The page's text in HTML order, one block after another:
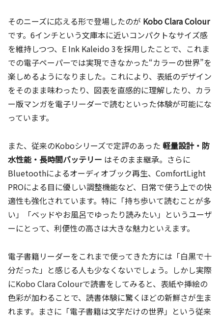
そのニーズに応える形で登場したのが Kobo Clara Colour
です。6インチという文庫本に近いコンパクトなサイズ感
を維持しつつ、E Ink Kaleido 3を採用したことで、これま
での電子ペーパーでは実現できなかった“カラーの世界”を
楽しめるようになりました。これにより、表紙のデザイン
をそのまま味わったり、図表を直感的に理解したり、カラ
ー版マンガを電子リーダーで読むといった体験が可能にな
っています。
また、従来のKoboシリーズで定評のあった 軽量設計・防
水性能・長時間バッテリー はそのまま継承。さらに
Bluetoothによるオーディオブック再生、ComfortLight
PROによる目に優しい調整機能など、日常で使う上での快
適性も強化されています。特に「持ち歩いて読むことが多
い」「ベッドやお風呂でゆったり読みたい」というユーザ
ーにとって、利便性の高さは大きな魅力といえます。
電子書籍リーダーをこれまで使ってきた方には「白黒で十
分だった」と感じる人も少なくないでしょう。しかし実際
にKobo Clara Colourで読書をしてみると、表紙や挿絵の
色彩が加わることで、読書体験に驚くほどの新鮮さが生ま
れます。まさに「電子書籍は文字だけの世界」という従来